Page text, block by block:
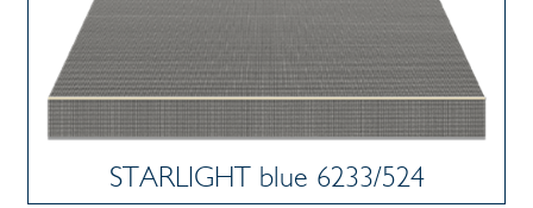
STARLIGHT blue 6233/524